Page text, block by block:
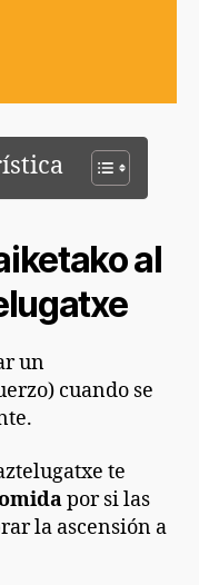
al
un
cuando se
te
por si las
la ascensión a